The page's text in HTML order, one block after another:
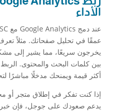
الأداء
عمقًا في تحليل صفحاتك. مثلاً
يخرجون سريعًا، مما يشير إلى
بين كلمات البحث والمحتوى.
أكثر قيمة ويمنحك مدخلًا مباشرًا
إذا كنت تفكر في إطلاق متجر أو
يدعم صعودك على جوجل، فإن